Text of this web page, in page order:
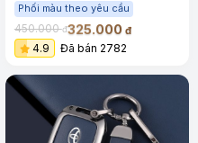
Phối màu theo yêu cầu
450.000đ325.000 đ
4.9 Đã bán 2782